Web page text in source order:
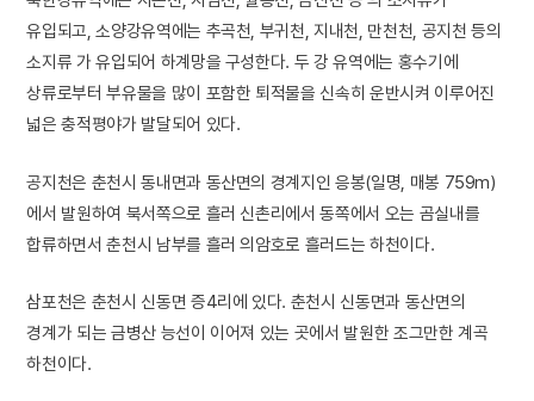
유입되고, 소양강유역에는 추곡천, 부귀천, 지내천, 만천천, 공지천 등의
소지류 가 유입되어 하계망을 구성한다. 두 강 유역에는 홍수기에
상류로부터 부유물을 많이 포함한 퇴적물을 신속히 운반시켜 이루어진
넓은 충적평야가 발달되어 있다.
공지천은 춘천시 동내면과 동산면의 경계지인 응봉(일명, 매봉 759m)
에서 발원하여 북서쪽으로 흘러 신촌리에서 동쪽에서 오는 곰실내를
합류하면서 춘천시 남부를 흘러 의암호로 흘러드는 하천이다.
삼포천은 춘천시 신동면 증4리에 있다. 춘천시 신동면과 동산면의
경계가 되는 금병산 능선이 이어져 있는 곳에서 발원한 조그만한 계곡
하천이다.